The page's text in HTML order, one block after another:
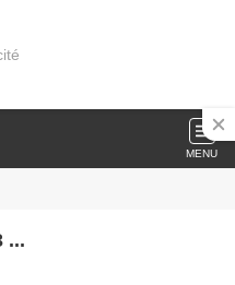
MENU
...